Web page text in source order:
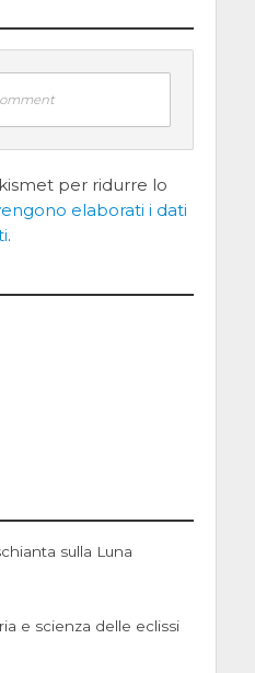
per ridurre lo
elaborati i dati
.
sulla Luna
e scienza delle eclissi